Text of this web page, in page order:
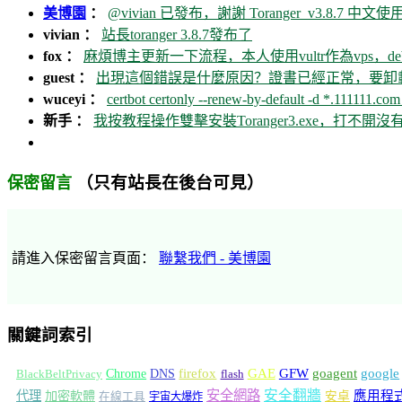
美博園 ： @vivian 已發布，謝謝 Toranger_v3.8.7 中文使
vivian ： 站長toranger 3.8.7發布了
fox ： 麻煩博主更新一下流程，本人使用vultr作為vps，
guest ： 出現這個錯誤是什麼原因？證書已經正常，要卸
wuceyi ： certbot certonly --renew-by-default -d
新手 ： 我按教程操作雙擊安裝Toranger3.exe，打不開沒
保密留言 （只有站長在後台可見）
請進入保密留言頁面： 聯繫我們 - 美博園
關鍵詞索引
BlackBeltPrivacy Chrome DNS firefox flash GAE GFW goagent google
代理 加密軟體 在線工具 宇宙大爆炸 安全網路 安全翻牆 安卓 應用程